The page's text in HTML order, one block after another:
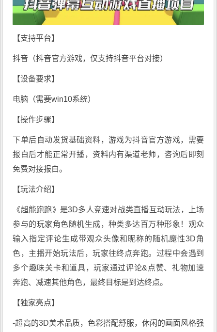
【支持平台】
抖音（抖音官方游戏，仅支持抖音平台对接）
【设备要求】
电脑（需要win10系统）
【操作步骤】
下单后自动发货基础资料，游戏为抖音官方游戏，需要
报白后才能正常开播，资料内有渠道老师，咨询后即刻
免费对接报白。
【玩法介绍】
《超能跑跑》是3D多人竞速对战类直播互动玩法，上场
参与的玩家角色随机生成，种类多达百万种形象！观众
输入指定评论生成带观众头像和昵称的随机魔性3D角
色，主播开始玩法后，玩家往终点奔跑。过程中会遇到
多个趣味关卡和道具，玩家通过评论&点赞、礼物加速
奔跑、减速其他角色，最终目标是到达终点。
【独家亮点】
-超高的3D美术品质，色彩搭配舒服，休闲的画面风格强